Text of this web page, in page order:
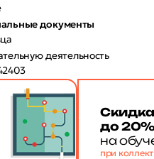
документы
деятельность
до
на
при